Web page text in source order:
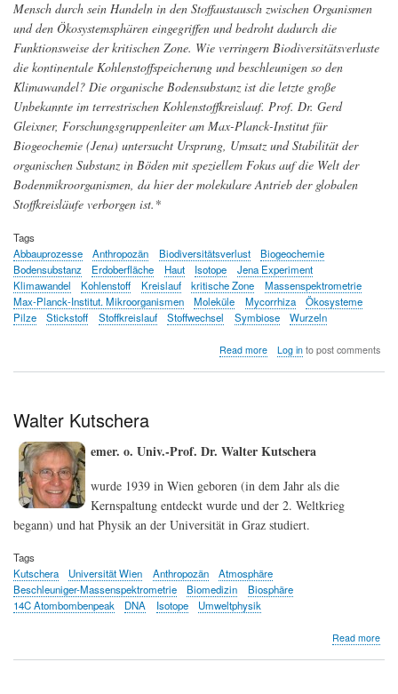
Mensch durch sein Handeln in den Stoffaustausch zwischen Organismen
und den Ökosystemsphären eingegriffen und bedroht dadurch die
Funktionsweise der kritischen Zone. Wie verringern Biodiversitätsverluste
die kontinentale Kohlenstoffspeicherung und beschleunigen so den
Klimawandel? Die organische Bodensubstanz ist die letzte große
Unbekannte im terrestrischen Kohlenstoffkreislauf. Prof. Dr. Gerd
Gleixner, Forschungsgruppenleiter am Max-Planck-Institut für
Biogeochemie (Jena) untersucht Ursprung, Umsatz und Stabilität der
organischen Substanz in Böden mit speziellem Fokus auf die Welt der
Bodenmikroorganismen, da hier der molekulare Antrieb der globalen
Stoffkreisläufe verborgen ist.*
Tags
Abbauprozesse
Anthropozän Biodiversitätsverlust
Biogeochemie
Bodensubstanz
Erdoberfläche Haut Isotope
Jena Experiment
Klimawandel
Kohlenstoff Kreislauf kritische Zone
Massenspektrometrie
Max-Planck-Institut. Mikroorganismen
Moleküle Mycorrhiza
Ökosysteme
Pilze
Stickstoff Stoffkreislauf Stoffwechsel Symbiose Wurzeln
Read moreabout
der
leben
Log into post comments
Walter Kutschera
emer. o. Univ.-Prof. Dr. Walter Kutschera
wurde 1939 in Wien geboren (in dem Jahr als die
Kernspaltung entdeckt wurde und der 2. Weltkrieg
begann) und hat Physik an der Universität in Graz studiert.
Tags
Kutschera
Universität Wien Anthropozän
Atmosphäre
Beschleuniger-Massenspektrometrie
Biomedizin
Biosphäre
14C Atombombenpeak
DNA Isotope Umweltphysik
Read more